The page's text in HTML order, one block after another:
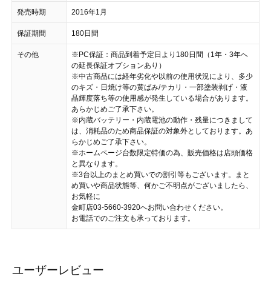
発売時期 2016年1月
保証期間 180日間
その他
※PC保証：商品到着予定日より180日間（1年・3年へ
の延長保証オプションあり）
※中古商品には経年劣化や以前の使用状況により、多少
のキズ・日焼け等の黄ばみ/テカリ・一部塗装剥げ・液
晶輝度落ち等の使用感が発生している場合があります。
あらかじめご了承下さい。
※内蔵バッテリー・内蔵電池の動作・残量につきまして
は、消耗品のため商品保証の対象外としております。あ
らかじめご了承下さい。
※ホームページ台数限定特価の為、販売価格は店頭価格
と異なります。
※3台以上のまとめ買いでの割引等もございます。まと
め買いや商品状態等、何かご不明点がございましたら、
お気軽に
金町店03-5660-3920へお問い合わせください。
お電話でのご注文も承っております。
ユーザーレビュー